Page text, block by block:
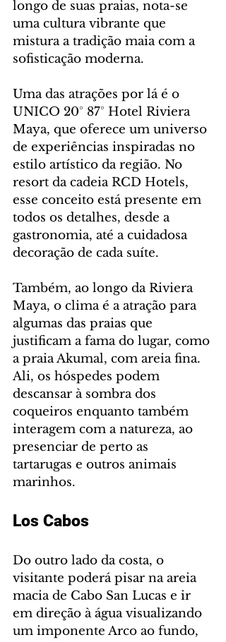
longo de suas praias, nota-se
uma cultura vibrante que
mistura a tradição maia com a
sofisticação moderna.
Uma das atrações por lá é o
UNICO 20° 87° Hotel Riviera
Maya, que oferece um universo
de experiências inspiradas no
estilo artístico da região. No
resort da cadeia RCD Hotels,
esse conceito está presente em
todos os detalhes, desde a
gastronomia, até a cuidadosa
decoração de cada suíte.
Também, ao longo da Riviera
Maya, o clima é a atração para
algumas das praias que
justificam a fama do lugar, como
a praia Akumal, com areia fina.
Ali, os hóspedes podem
descansar à sombra dos
coqueiros enquanto também
interagem com a natureza, ao
presenciar de perto as
tartarugas e outros animais
marinhos.
Los Cabos
Do outro lado da costa, o
visitante poderá pisar na areia
macia de Cabo San Lucas e ir
em direção à água visualizando
um imponente Arco ao fundo,